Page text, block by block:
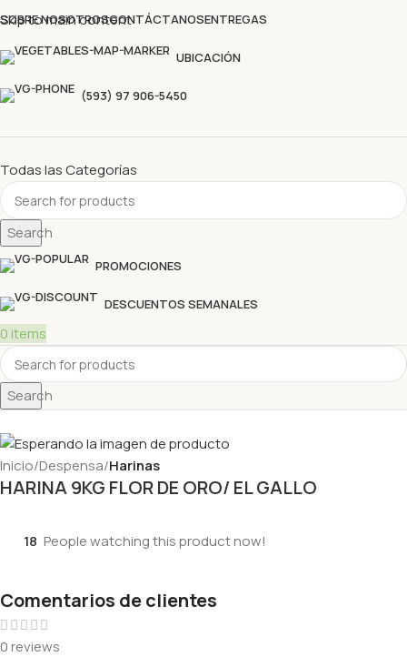
Skip to main content
Descubre nuestras ofertas y compra sin complicaciones
SOBRE NOSOTROSCONTÁCTANOSENTREGAS
UBICACIÓN
(593) 97 906-5450
Todas las Categorías
Search
PROMOCIONES
DESCUENTOS SEMANALES
0 items
Search
Inicio Despensa Harinas
HARINA 9KG FLOR DE ORO/ EL GALLO
18 People watching this product now!
Comentarios de clientes
0 reviews